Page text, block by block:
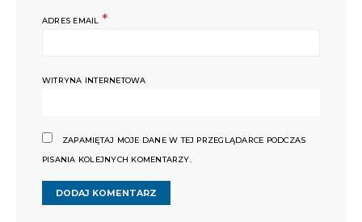
ADRES EMAIL *
WITRYNA INTERNETOWA
ZAPAMIĘTAJ MOJE DANE W TEJ PRZEGLĄDARCE PODCZAS
PISANIA KOLEJNYCH KOMENTARZY.